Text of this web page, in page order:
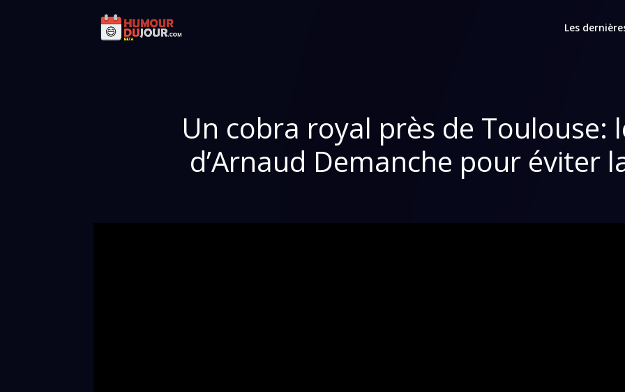
Les
Un cobra royal près de Toulouse:
d’Arnaud Demanche pour éviter